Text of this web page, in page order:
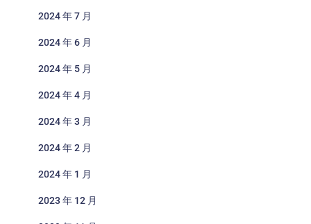
2024 年 7 月
2024 年 6 月
2024 年 5 月
2024 年 4 月
2024 年 3 月
2024 年 2 月
2024 年 1 月
2023 年 12 月